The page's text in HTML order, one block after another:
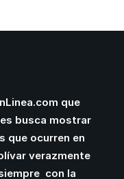
que
busca mostrar
que ocurren en
verazmente
con la